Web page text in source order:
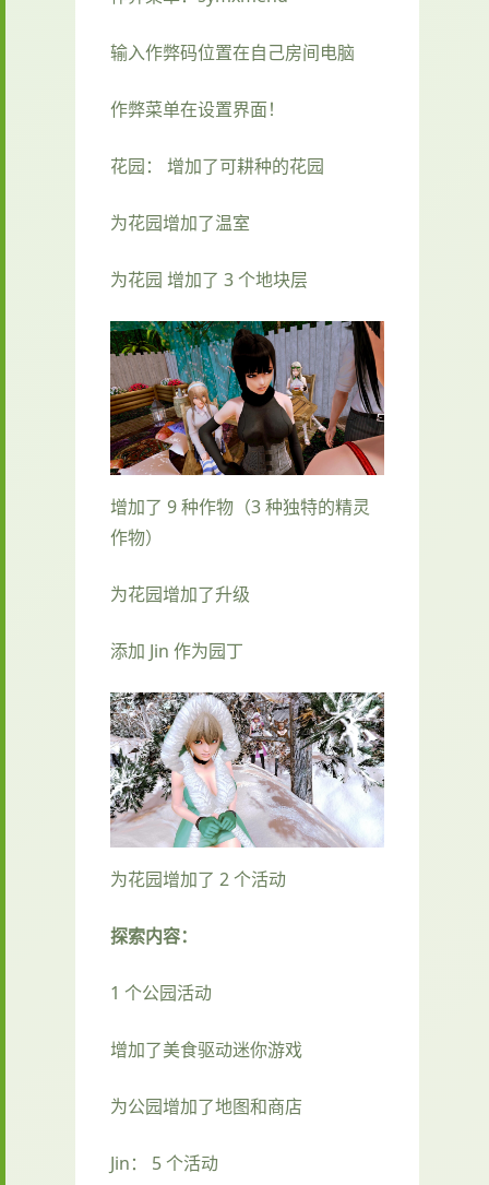
输入作弊码位置在自己房间电脑
作弊菜单在设置界面！
花园： 增加了可耕种的花园
为花园增加了温室
为花园 增加了 3 个地块层
增加了 9 种作物（3 种独特的精灵
作物）
为花园增加了升级
添加 Jin 作为园丁
为花园增加了 2 个活动
探索内容：
1 个公园活动
增加了美食驱动迷你游戏
为公园增加了地图和商店
Jin： 5 个活动